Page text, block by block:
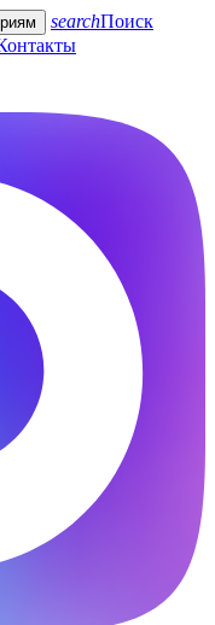
searchПоиск